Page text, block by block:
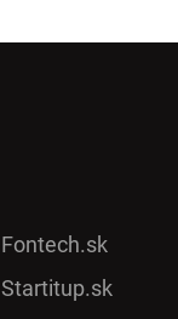
Fontech.sk
Startitup.sk